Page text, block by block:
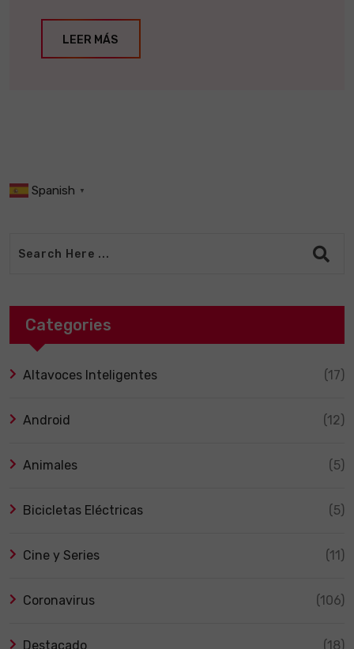
LEER MÁS
Spanish ▼
Categories
Altavoces Inteligentes (17)
Android (12)
Animales (5)
Bicicletas Eléctricas (5)
Cine y Series (11)
Coronavirus (106)
Destacado (18)